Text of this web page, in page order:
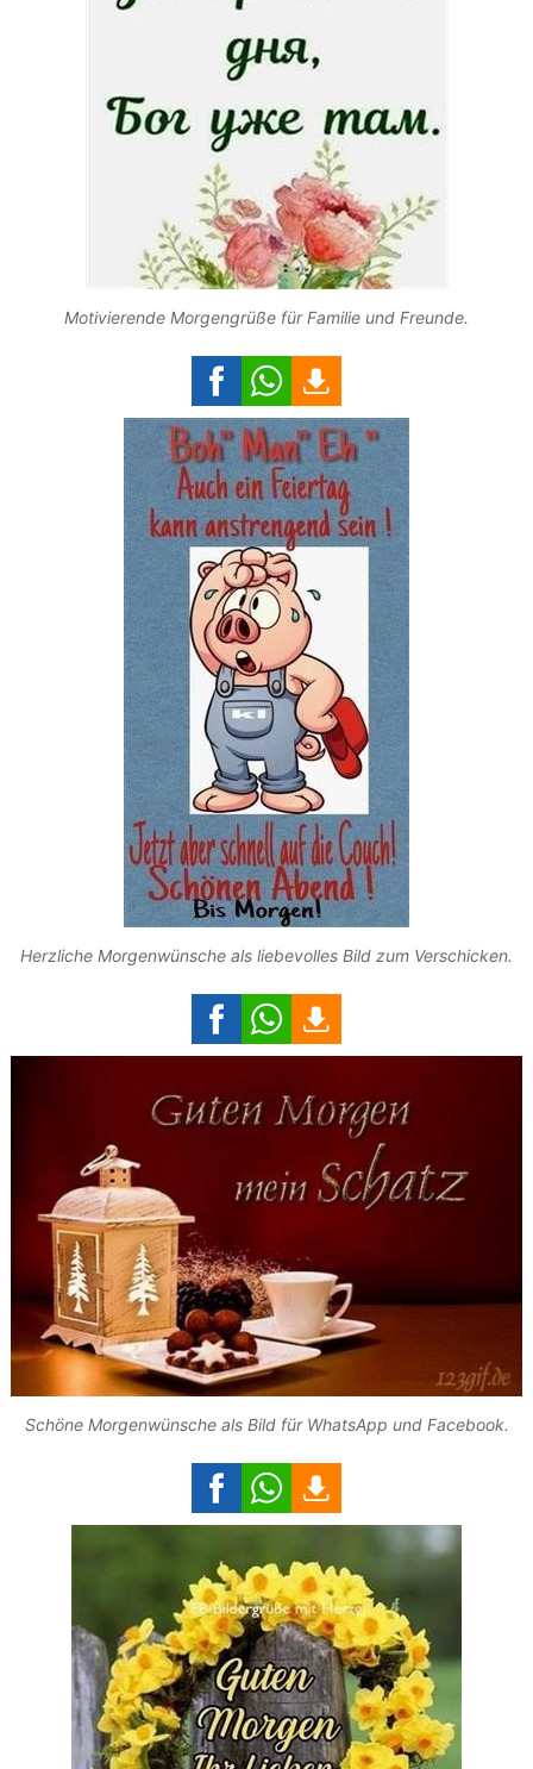
Motivierende Morgengrüße für Familie und Freunde.
Herzliche Morgenwünsche als liebevolles Bild zum Verschicken.
Schöne Morgenwünsche als Bild für WhatsApp und Facebook.